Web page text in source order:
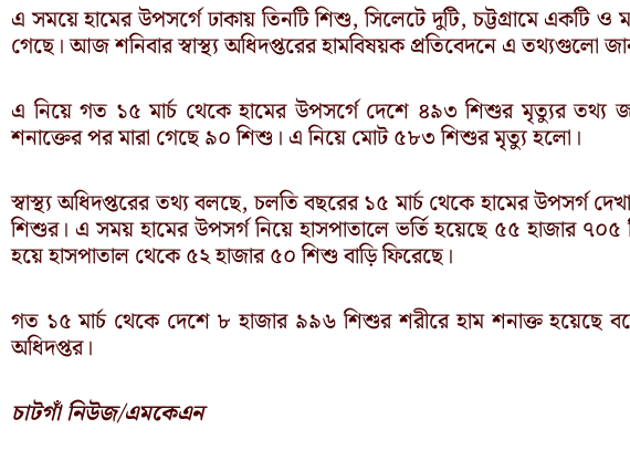
এ সময়ে হামের উপসর্গে ঢাকায় তিনটি শিশু, সিলেটে দুটি, চট্টগ্রামে একটি ও
গেছে। আজ শনিবার স্বাস্থ্য অধিদপ্তরের হামবিষয়ক প্রতিবেদনে এ তথ্যগুলো
এ নিয়ে গত ১৫ মার্চ থেকে হামের উপসর্গে দেশে ৪৯৩ শিশুর মৃত্যুর তথ্য
শনাক্তের পর মারা গেছে ৯০ শিশু। এ নিয়ে মোট ৫৮৩ শিশুর মৃত্যু হলো।
স্বাস্থ্য অধিদপ্তরের তথ্য বলছে, চলতি বছরের ১৫ মার্চ থেকে হামের উপসর্গ
শিশুর। এ সময় হামের উপসর্গ নিয়ে হাসপাতালে ভর্তি হয়েছে ৫৫ হাজার
হয়ে হাসপাতাল থেকে ৫২ হাজার ৫০ শিশু বাড়ি ফিরেছে।
গত ১৫ মার্চ থেকে দেশে ৮ হাজার ৯৯৬ শিশুর শরীরে হাম শনাক্ত হয়েছে
অধিদপ্তর।
চাটগাঁ নিউজ/এমকেএন